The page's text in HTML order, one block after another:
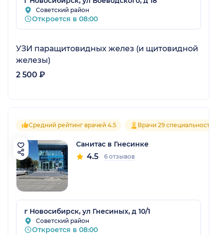
Советский район
Откроется в 08:00
УЗИ паращитовидных желез (и щитовидной
железы)
2 500 ₽
Средний рейтинг врачей 4.5 Врачи 29 специальностей
Санитас в Гнесинке
4.5 6 отзывов
г Новосибирск, ул Гнесиных, д 10/1
Советский район
Откроется в 08:00